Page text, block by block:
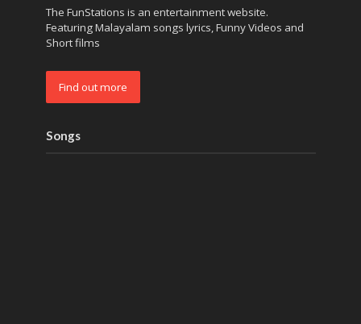
The FunStations is an entertainment website.
Featuring Malayalam songs lyrics, Funny Videos and
Short films
Find out more
Songs